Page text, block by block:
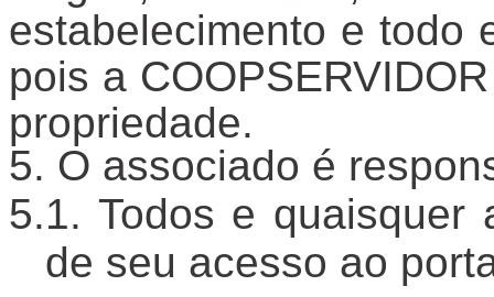
estabelecimento e todo
pois a
propriedade.
O associado é
Todos e quaisquer
de seu acesso ao